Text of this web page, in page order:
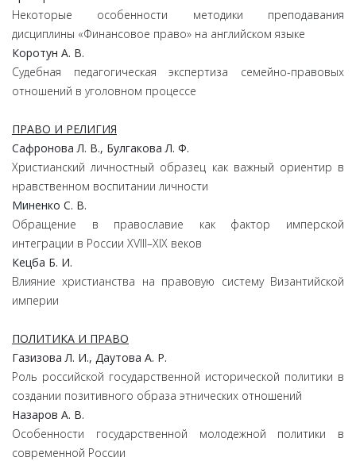
Некоторые особенности методики преподавания
дисциплины «Финансовое право» на английском языке
Коротун А. В.
Судебная педагогическая экспертиза семейно-правовых
отношений в уголовном процессе
ПРАВО И РЕЛИГИЯ
Сафронова Л. В., Булгакова Л. Ф.
Христианский личностный образец как важный ориентир в
нравственном воспитании личности
Миненко С. В.
Обращение в православие как фактор имперской
интеграции в России XVIII–XIX веков
Кецба Б. И.
Влияние христианства на правовую систему Византийской
империи
ПОЛИТИКА И ПРАВО
Газизова Л. И., Даутова А. Р.
Роль российской государственной исторической политики в
создании позитивного образа этнических отношений
Назаров А. В.
Особенности государственной молодежной политики в
современной России